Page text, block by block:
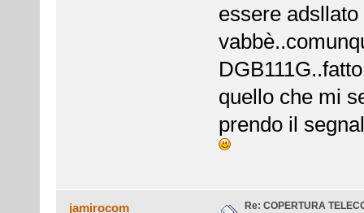
essere
quello che mi
prendo il
jamirocom Re: COPERTURA